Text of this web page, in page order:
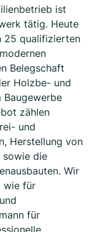
ist
tätig. Heute
25 qualifizierten
Belegschaft
Holzbe- und
zählen
und
Herstellung von
sowie die
Wir
wie für
für